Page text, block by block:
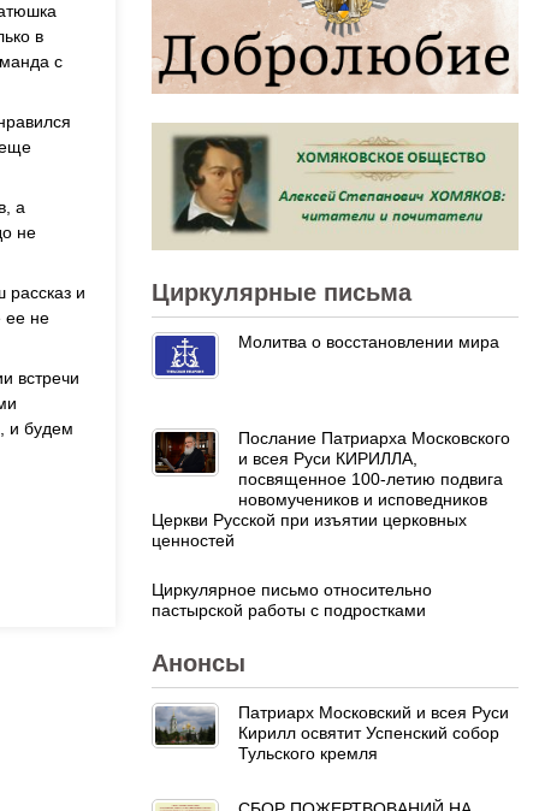
в
с
а
не
и
ее не
встречи
и будем
Циркулярные письма
Молитва о восстановлении мира
Послание Патриарха Московского
и всея Руси КИРИЛЛА,
посвященное 100-летию подвига
новомучеников и исповедников
Церкви Русской при изъятии церковных
ценностей
Циркулярное письмо относительно
пастырской работы с подростками
Анонсы
Патриарх Московский и всея Руси
Кирилл освятит Успенский собор
Тульского кремля